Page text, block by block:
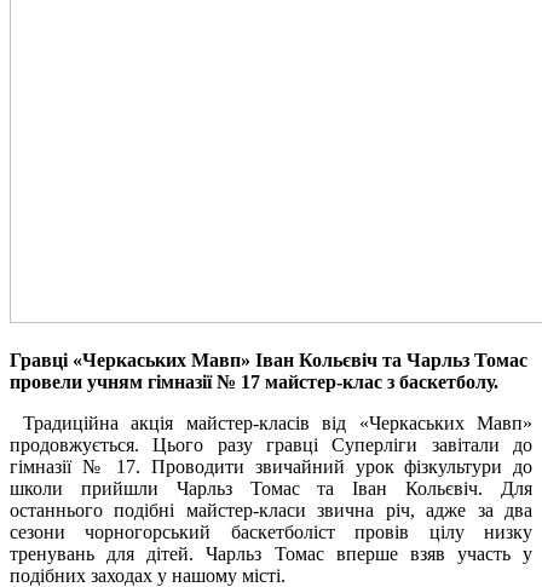
Гравці «Черкаських Мавп» Іван Кольєвіч та Чарльз Томас
провели учням гімназії № 17 майстер-клас з баскетболу.
Традиційна акція майстер-класів від «Черкаських Мавп»
продовжується. Цього разу гравці Суперліги завітали до
гімназії № 17. Проводити звичайний урок фізкультури до
школи прийшли Чарльз Томас та Іван Кольєвіч. Для
останнього подібні майстер-класи звична річ, адже за два
сезони чорногорський баскетболіст провів цілу низку
тренувань для дітей. Чарльз Томас вперше взяв участь у
подібних заходах у нашому місті.